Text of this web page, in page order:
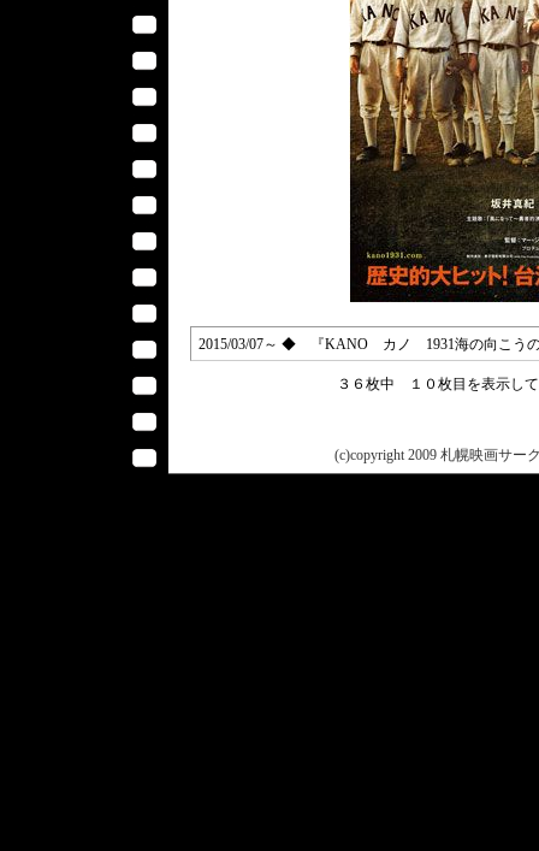
2015/03/07～ ◆ 『KANO カノ 1931海の向こうの
３６枚中 １０枚目を表示し
(c)copyright 2009 札幌映画サー